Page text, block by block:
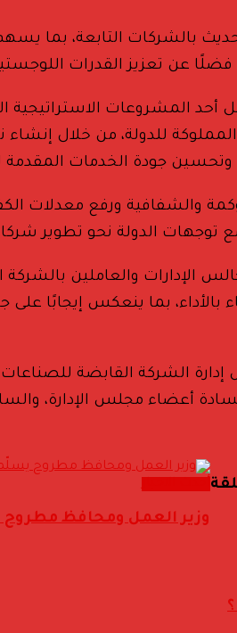
بالشركات التابعة، بما
عن تعزيز القدرات
المشروعات الاستراتيجية
للدولة، من خلال
وتحسين جودة الخدمات المقدمة
والشفافية ورفع معدلات
مع توجهات الدولة نحو
الإدارات والعاملين
بالأداء، بما ينعكس
الشركة القابضة للصناعات
أعضاء مجلس الإدارة،
وزير العمل ومحافظ